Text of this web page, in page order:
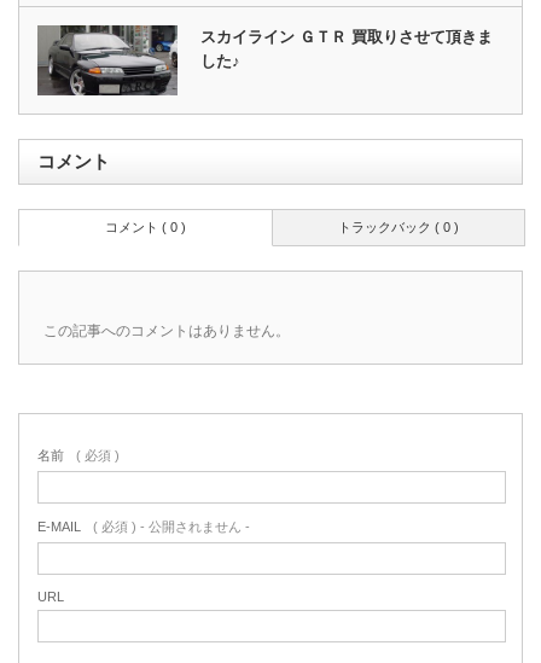
スカイライン ＧＴＲ 買取りさせて頂きま
した♪
コメント
トラックバック ( 0 )
コメント ( 0 )
この記事へのコメントはありません。
名前 ( 必須 )
E-MAIL ( 必須 ) - 公開されません -
URL